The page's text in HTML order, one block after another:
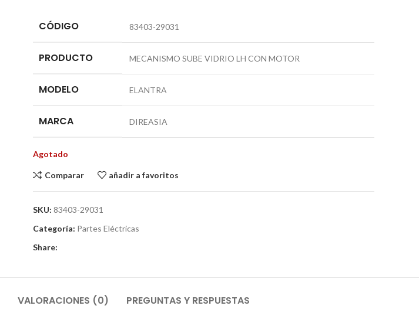
CÓDIGO 83403-29031
PRODUCTO MECANISMO SUBE VIDRIO LH CON MOTOR
MODELO ELANTRA
MARCA DIREASIA
Agotado
Comparar añadir a favoritos
SKU: 83403-29031
Categoría: Partes Eléctricas
Share:
VALORACIONES (0) PREGUNTAS Y RESPUESTAS